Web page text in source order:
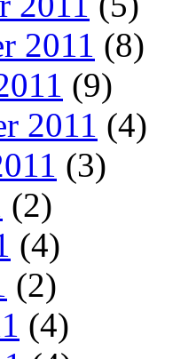
2011 (8)
(9)
2011 (4)
(3)
(2)
(4)
(2)
(4)